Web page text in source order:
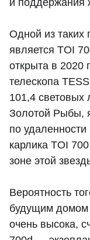
и поддержания
Одной из таких
является TOI
открыта в 2020
телескопа
101,4 световых
Золотой Рыбы,
по удаленности
карлика TOI
зоне этой
Вероятность
будущим домом
очень высока,